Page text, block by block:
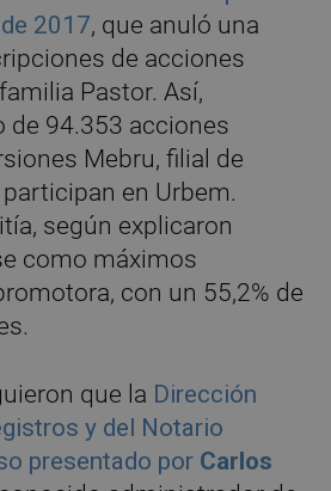
2017, que anuló una
de acciones
Pastor. Así,
de 94.353 acciones
Mebru, filial de
en Urbem.
según explicaron
como máximos
con un 55,2% de
que la Dirección
y del Notario
presentado por Carlos